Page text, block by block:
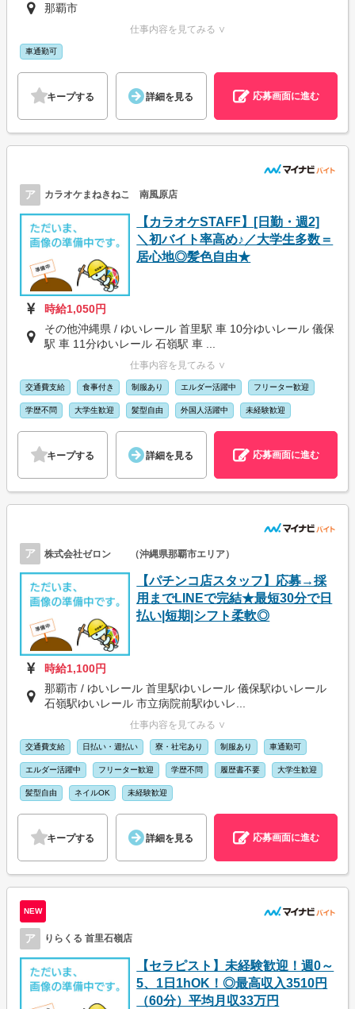
那覇市
仕事内容を見てみる ∨
車通勤可
キープする 詳細を見る 応募画面に進む
ア カラオケまねきねこ 南風原店
【カラオケSTAFF】[日勤・週2]
＼初バイト率高め♪／大学生多数＝
居心地◎髪色自由★
時給1,050円
その他沖縄県 / ゆいレール 首里駅 車 10分ゆいレール 儀保
駅 車 11分ゆいレール 石嶺駅 車 ...
仕事内容を見てみる ∨
交通費支給 食事付き 制服あり エルダー活躍中 フリーター歓迎
学歴不問 大学生歓迎 髪型自由 外国人活躍中 未経験歓迎
キープする 詳細を見る 応募画面に進む
ア 株式会社ゼロン （沖縄県那覇市エリア）
【パチンコ店スタッフ】応募→採
用までLINEで完結★最短30分で日
払い|短期|シフト柔軟◎
時給1,100円
那覇市 / ゆいレール 首里駅ゆいレール 儀保駅ゆいレール
石嶺駅ゆいレール 市立病院前駅ゆいレ...
仕事内容を見てみる ∨
交通費支給 日払い・週払い 寮・社宅あり 制服あり 車通勤可
エルダー活躍中 フリーター歓迎 学歴不問 履歴書不要 大学生歓迎
髪型自由 ネイルOK 未経験歓迎
キープする 詳細を見る 応募画面に進む
NEW
ア りらくる 首里石嶺店
【セラピスト】未経験歓迎！週0～
5、1日1hOK！◎最高収入3510円
（60分）平均月収33万円